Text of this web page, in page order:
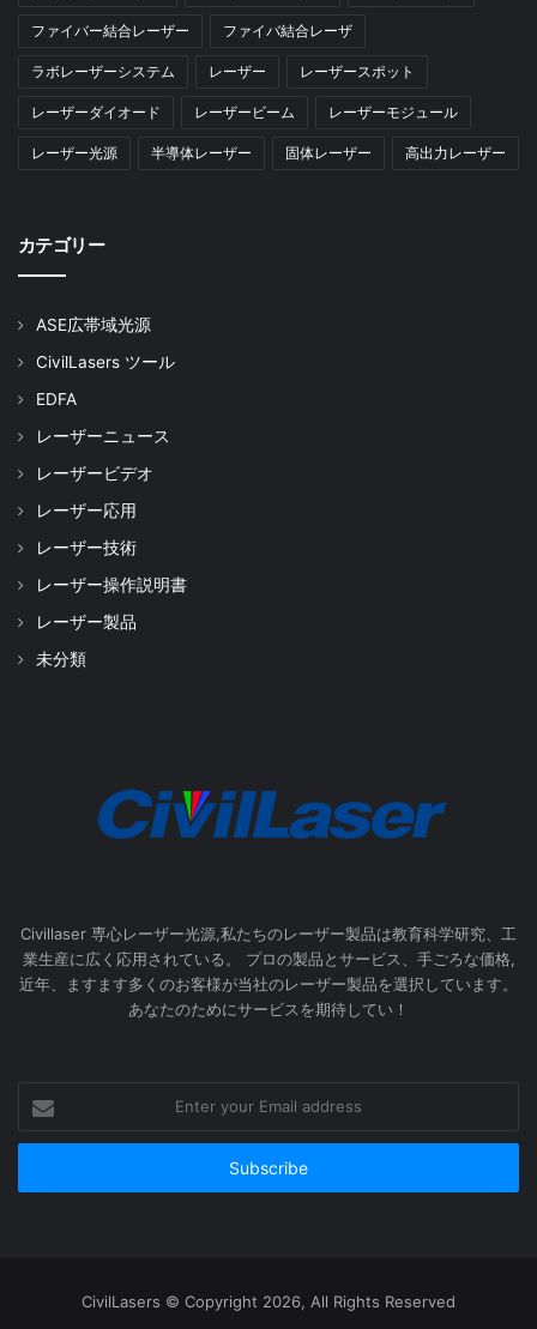
ファイバー結合レーザー ファイバ結合レーザ
ラボレーザーシステム レーザー レーザースポット
レーザーダイオード レーザービーム レーザーモジュール
レーザー光源 半導体レーザー 固体レーザー 高出力レーザー
カテゴリー
ASE広帯域光源
CivilLasers ツール
EDFA
レーザーニュース
レーザービデオ
レーザー応用
レーザー技術
レーザー操作説明書
レーザー製品
未分類
Civillaser 専心レーザー光源,私たちのレーザー製品は教育科学研究、工
業生産に広く応用されている。 プロの製品とサービス、手ごろな価格,
近年、ますます多くのお客様が当社のレーザー製品を選択しています。
あなたのためにサービスを期待してい！
your
Email
CivilLasers © Copyright 2026, All Rights Reserved